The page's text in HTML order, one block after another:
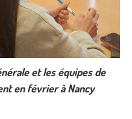
et les équipes de
en février à Nancy